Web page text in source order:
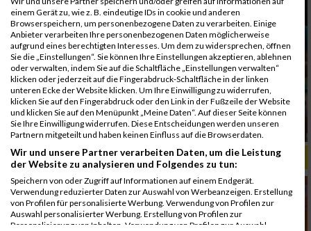
ALBUM B2RUN MÜNCHEN, B2RUN / 16.07.2019
einem Gerät zu, wie z. B. eindeutige IDs in cookie und anderen
Browserspeichern, um personenbezogene Daten zu verarbeiten. Einige
Anbieter verarbeiten Ihre personenbezogenen Daten möglicherweise
aufgrund eines berechtigten Interesses. Um dem zu widersprechen, öffnen
Sie die „Einstellungen“. Sie können Ihre Einstellungen akzeptieren, ablehnen
oder verwalten, indem Sie auf die Schaltfläche „Einstellungen verwalten“
klicken oder jederzeit auf die Fingerabdruck-Schaltfläche in der linken
unteren Ecke der Website klicken. Um Ihre Einwilligung zu widerrufen,
klicken Sie auf den Fingerabdruck oder den Link in der Fußzeile der Website
und klicken Sie auf den Menüpunkt „Meine Daten“. Auf dieser Seite können
Sie Ihre Einwilligung widerrufen. Diese Entscheidungen werden unseren
Partnern mitgeteilt und haben keinen Einfluss auf die Browserdaten.
Wir und unsere Partner verarbeiten Daten, um die Leistung
der Website zu analysieren und Folgendes zu tun:
Speichern von oder Zugriff auf Informationen auf einem Endgerät.
Verwendung reduzierter Daten zur Auswahl von Werbeanzeigen. Erstellung
von Profilen für personalisierte Werbung. Verwendung von Profilen zur
Auswahl personalisierter Werbung. Erstellung von Profilen zur
Personalisierung von Inhalten. Verwendung von Profilen zur Auswahl